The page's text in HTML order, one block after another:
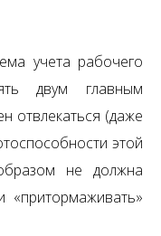
учета рабочего
двум главным
отвлекаться (даже
этой
не должна